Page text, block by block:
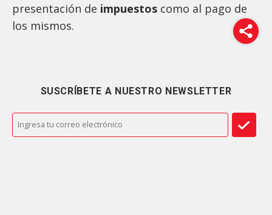
presentación de impuestos como al pago de
los mismos.
SUSCRÍBETE A NUESTRO NEWSLETTER